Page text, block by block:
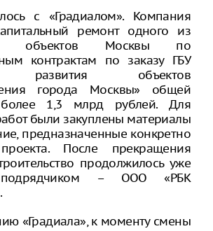
с «Градиалом». Компания
ремонт одного из
объектов Москвы по
контрактам по заказу ГБУ
развития объектов
города Москвы» общей
более 1,3 млрд рублей. Для
были закуплены материалы
предназначенные конкретно
После прекращения
продолжилось уже
– ООО «РБК
«Градиала», к моменту смены